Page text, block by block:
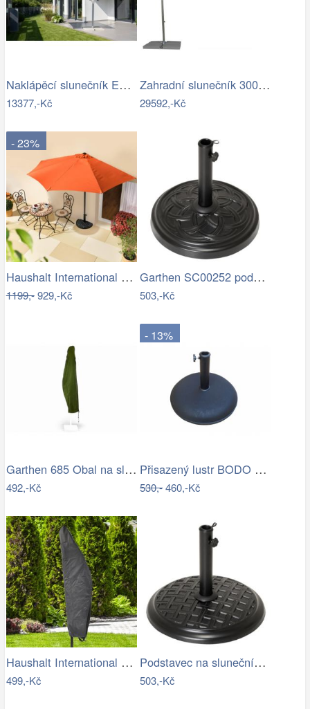
Naklápěcí slunečník EASY TURN 300x300…
13377,-Kč
Zahradní slunečník 300 x 300 cm
29592,-Kč
- 23%
Haushalt International Slunečník…
1199,-929,-Kč
Garthen SC00252 podstavec na slunečník…
503,-Kč
Garthen 685 Obal na slunečník s…
492,-Kč
- 13%
Přisazený lustr BODO 1xE27/60W/230V…
530,-460,-Kč
Haushalt International Ochranný obal na…
499,-Kč
Podstavec na slunečník, kulatý, 15 kg
503,-Kč